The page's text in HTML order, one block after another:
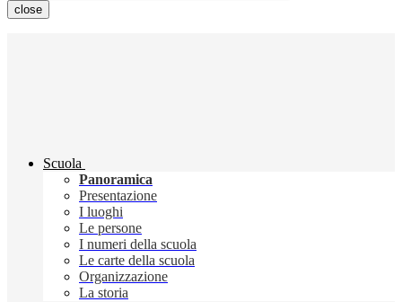
close
Scuola
Panoramica
Presentazione
I luoghi
Le persone
I numeri della scuola
Le carte della scuola
Organizzazione
La storia